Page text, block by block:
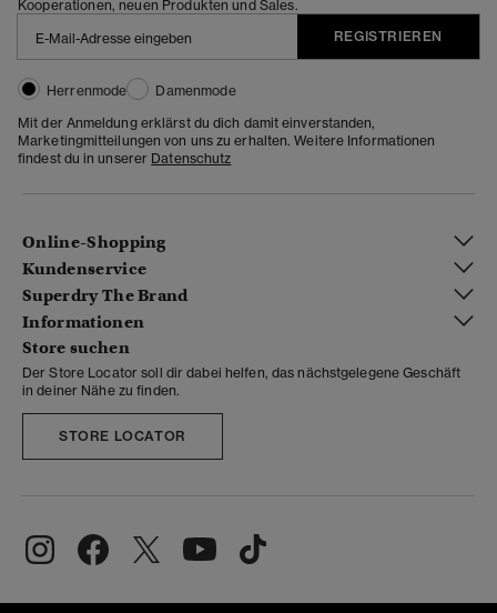
Kooperationen, neuen Produkten und Sales.
REGISTRIEREN
Herrenmode
Damenmode
Mit der Anmeldung erklärst du dich damit einverstanden,
Marketingmitteilungen von uns zu erhalten. Weitere Informationen
findest du in unserer Datenschutz
Online-Shopping
Kundenservice
Superdry The Brand
Informationen
Store suchen
Der Store Locator soll dir dabei helfen, das nächstgelegene Geschäft
in deiner Nähe zu finden.
STORE LOCATOR